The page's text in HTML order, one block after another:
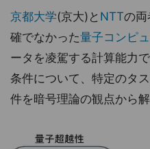
京都大学(京大)と NTTの両
確でなかった量子コンピ
ータを凌駕する計算能力
条件について、特定のタ
件を暗号理論の観点から